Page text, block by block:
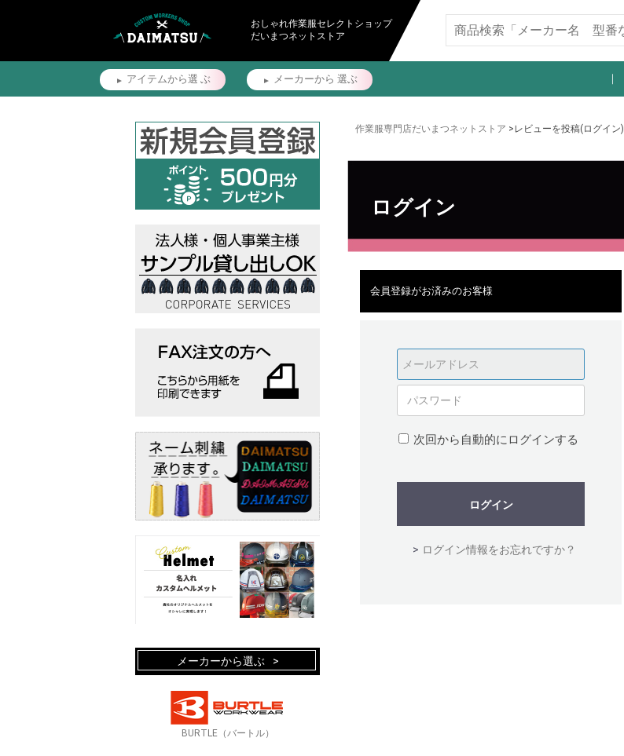
おしゃれ作業服セレクトショップ
だいまつネットストア
アイテムから選 ぶ メーカーから 選ぶ
11,000円以上送料無料
作業服専門店だいまつネットストア >レビューを投稿(ログイン)
ログイン
会員登録がお済みのお客様
次回から自動的にログインする
ログイン
> ログイン情報をお忘れですか？
メーカーから選ぶ
BURTLE（バートル）